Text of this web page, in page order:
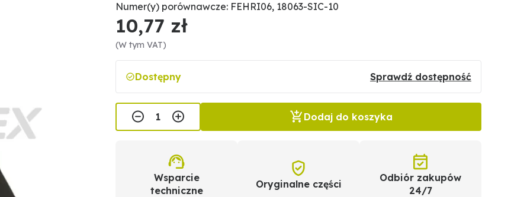
Numer(y) porównawcze: FEHRI06, 18063-SIC-10
10,77 zł
(W tym VAT)
Dostępny Sprawdź dostępność
Dodaj do koszyka
Wsparcie
techniczne
Oryginalne części
Odbiór zakupów
24/7